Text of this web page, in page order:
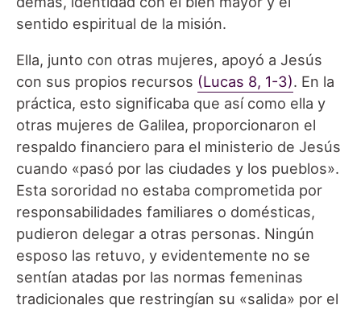
sentido espiritual de la misión.
Ella, junto con otras mujeres, apoyó a Jesús
con sus propios recursos (Lucas 8, 1-3). En la
práctica, esto significaba que así como ella y
otras mujeres de Galilea, proporcionaron el
respaldo financiero para el ministerio de Jesús
cuando «pasó por las ciudades y los pueblos».
Esta sororidad no estaba comprometida por
responsabilidades familiares o domésticas,
pudieron delegar a otras personas. Ningún
esposo las retuvo, y evidentemente no se
sentían atadas por las normas femeninas
tradicionales que restringían su «salida» por el